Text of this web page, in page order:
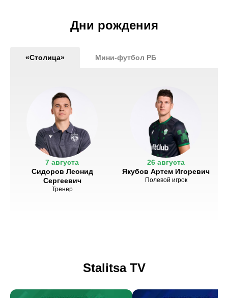
Дни рождения
«Столица» Мини-футбол РБ
7 августа
Сидоров Леонид
Сергеевич
Тренер
26 августа
Якубов Артем Игоревич
Полевой игрок
Stalitsa TV